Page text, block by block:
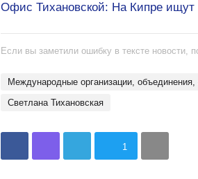
Офис Тихановской: На Кипре
Если вы заметили ошибку в тексте новости,
международные организации,
Светлана Тихановская
1